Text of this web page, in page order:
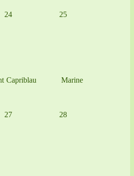
24
Capriblau
25
Marine
27 28